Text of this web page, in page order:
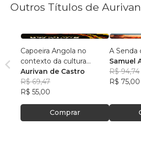
Outros Títulos de
Capoeira Angola no
contexto da cultura
popular
Aurivan de Castro
R$ 69,47
R$ 55,00
Comprar
A Senda
Samuel
Chiesa
R$ 94,74
R$ 75,00